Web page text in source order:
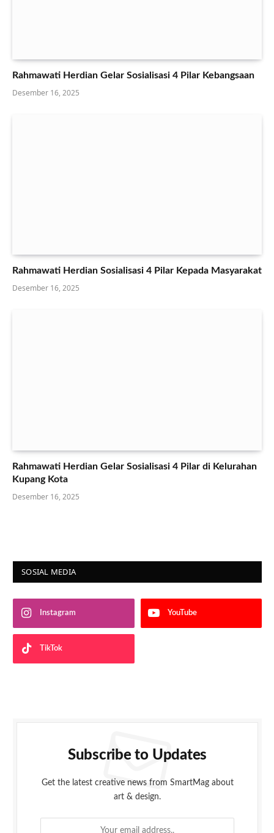
Rahmawati Herdian Gelar Sosialisasi 4 Pilar Kebangsaan
Desember 16, 2025
Rahmawati Herdian Sosialisasi 4 Pilar Kepada Masyarakat
Desember 16, 2025
Rahmawati Herdian Gelar Sosialisasi 4 Pilar di Kelurahan
Kupang Kota
Desember 16, 2025
SOSIAL MEDIA
Instagram YouTube
TikTok
Subscribe to Updates
Get the latest creative news from SmartMag about
art & design.